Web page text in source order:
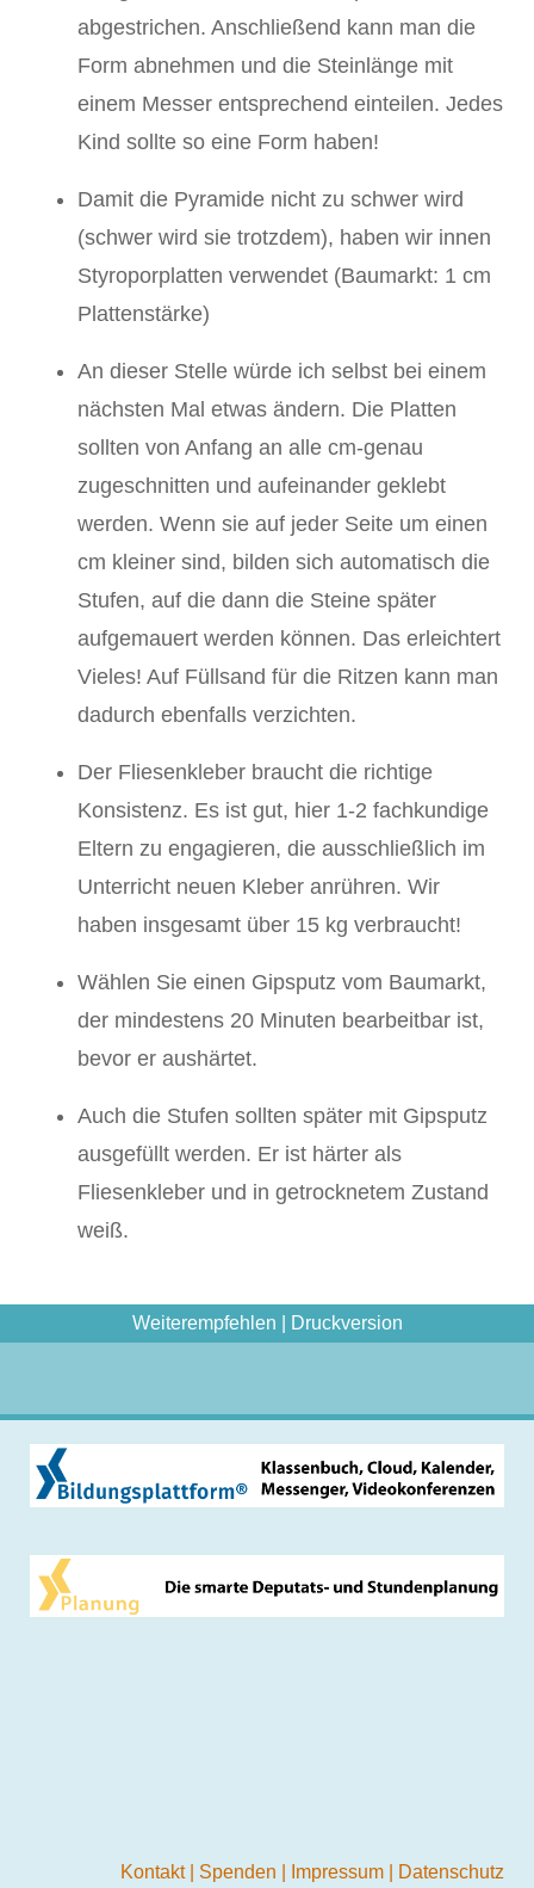
abgestrichen. Anschließend kann man die
Form abnehmen und die Steinlänge mit
einem Messer entsprechend einteilen. Jedes
Kind sollte so eine Form haben!
Damit die Pyramide nicht zu schwer wird
(schwer wird sie trotzdem), haben wir innen
Styroporplatten verwendet (Baumarkt: 1 cm
Plattenstärke)
An dieser Stelle würde ich selbst bei einem
nächsten Mal etwas ändern. Die Platten
sollten von Anfang an alle cm-genau
zugeschnitten und aufeinander geklebt
werden. Wenn sie auf jeder Seite um einen
cm kleiner sind, bilden sich automatisch die
Stufen, auf die dann die Steine später
aufgemauert werden können. Das erleichtert
Vieles! Auf Füllsand für die Ritzen kann man
dadurch ebenfalls verzichten.
Der Fliesenkleber braucht die richtige
Konsistenz. Es ist gut, hier 1-2 fachkundige
Eltern zu engagieren, die ausschließlich im
Unterricht neuen Kleber anrühren. Wir
haben insgesamt über 15 kg verbraucht!
Wählen Sie einen Gipsputz vom Baumarkt,
der mindestens 20 Minuten bearbeitbar ist,
bevor er aushärtet.
Auch die Stufen sollten später mit Gipsputz
ausgefüllt werden. Er ist härter als
Fliesenkleber und in getrocknetem Zustand
weiß.
Weiterempfehlen Druckversion
Kontakt Spenden Impressum Datenschutz